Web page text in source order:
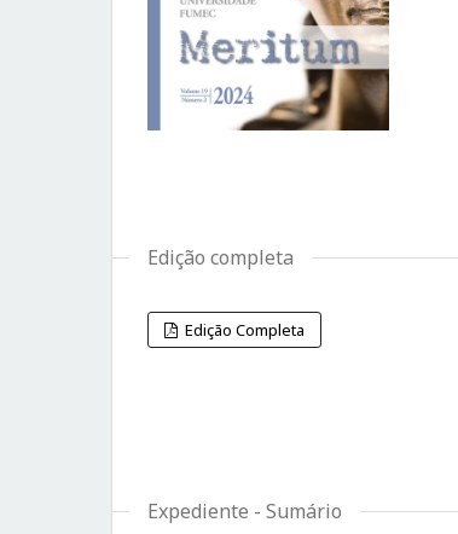
Edição completa
Edição Completa
Expediente - Sumário